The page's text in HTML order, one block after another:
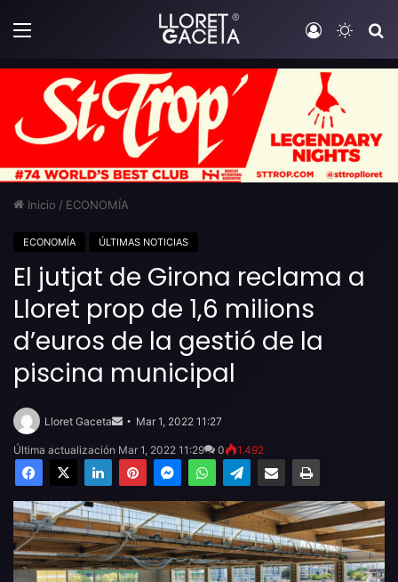
Menú Iniciar
Inicio / ECONOMÍA
ECONOMÍA ÚLTIMAS NOTICIAS
El jutjat de Girona reclama a
Lloret prop de 1,6 milions
d’euros de la gestió de la
piscina municipal
Lloret Gaceta
email
Mar 1, 2022 11:27
Última actualización Mar 1, 2022 11:29 0 1.492
Facebook
X LinkedInPinterestMessengerWhatsAppTelegramCompartir por email Imprimir